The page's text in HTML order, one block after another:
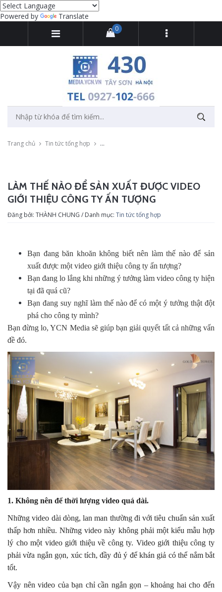
Powered by Translate
0
Trang chủ Tin tức tổng hợp Làm thế nào để sản xuất được video giới
LÀM THẾ NÀO ĐỂ SẢN XUẤT ĐƯỢC VIDEO
GIỚI THIỆU CÔNG TY ẤN TƯỢNG
Đăng bởi: THÀNH CHUNG / Danh mục: Tin tức tổng hợp
Bạn đang băn khoăn không biết nên làm thế nào để sản
xuất được một video giới thiệu công ty ấn tượng?
Bạn đang lo lắng khi những ý tưởng làm video công ty hiện
tại đã quá cũ?
Bạn đang suy nghĩ làm thế nào để có một ý tưởng thật đột
phá cho công ty mình?
Bạn đừng lo, YCN Media sẽ giúp bạn giải quyết tất cả những vấn
đề đó.
1. Không nên để thời lượng video quá dài.
Những video dài dòng, lan man thường đi với tiêu chuẩn sản xuất
thấp hơn nhiều. Những video này không phải một kiểu mẫu hợp
lý cho một video giới thiệu về công ty. Video giới thiệu công ty
phải vừa ngắn gọn, xúc tích, đầy đủ ý để khán giả có thể nắm bắt
tốt.
Vậy nên video của bạn chỉ cần ngắn gọn – khoảng hai cho đến